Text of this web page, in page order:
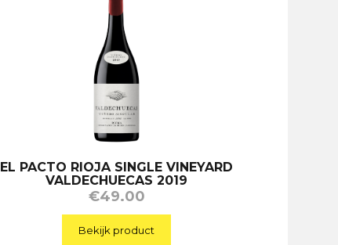
EL PACTO RIOJA SINGLE VINEYARD
VALDECHUECAS 2019
€49.00
Bekijk product